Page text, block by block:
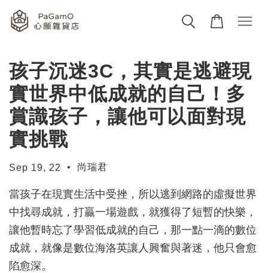
孩子沉迷3C，其實是逃避現
實世界中低成就的自己！多
賞識孩子，讓他可以面對現
實挑戰
Sep 19, 22 • 尚瑞君
當孩子在現實生活中受挫，所以逃到網路的虛擬世界
中找尋成就，打贏一場遊戲，就獲得了短暫的快樂，
讓他暫時忘了學習低成就的自己，那一點一滴的數位
成就，就像是數位海洛英讓人興奮與著迷，他只會愈
陷愈深。